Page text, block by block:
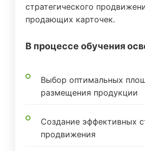
стратегического
продающих карточек.
В процессе обучения
Выбор оптимальных
размещения продукции
Создание эффективных
продвижения